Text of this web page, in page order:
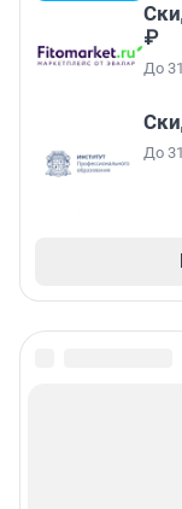
₽
До
До